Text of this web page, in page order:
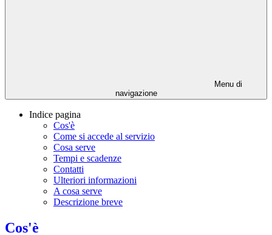
Menu di
navigazione
Indice pagina
Cos'è
Come si accede al servizio
Cosa serve
Tempi e scadenze
Contatti
Ulteriori informazioni
A cosa serve
Descrizione breve
Cos'è